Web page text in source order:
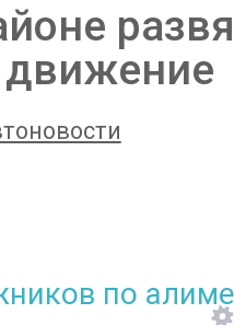
движение